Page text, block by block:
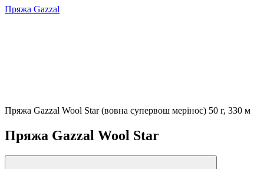
Пряжа Gazzal
Пряжа Gazzal Wool Star (вовна супервош мерінос) 50 г, 330 м
Пряжа Gazzal Wool Star